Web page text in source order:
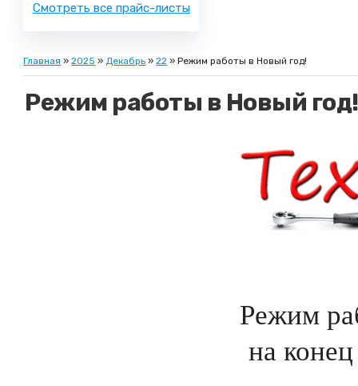
Смотреть все прайс-листы
Главная »2025 » Декабрь » 22 » Режим работы в Новый год!
Режим работы в Новый год!
Режим
на